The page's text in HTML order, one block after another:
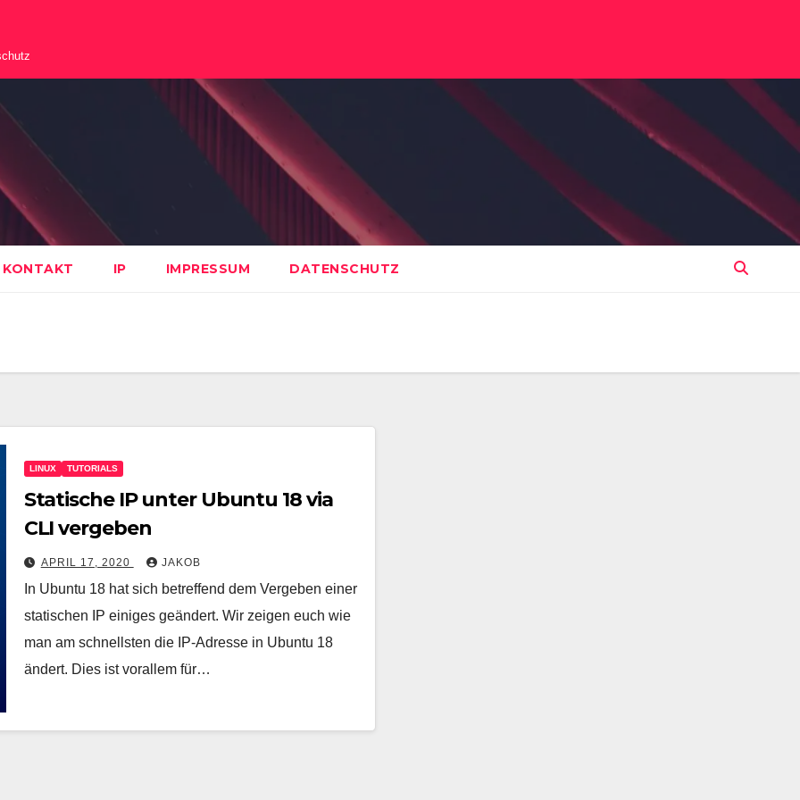
KONTAKT IP IMPRESSUM DATENSCHUTZ
LINUX TUTORIALS
Statische IP unter Ubuntu 18 via
CLI vergeben
APRIL 17, 2020 JAKOB
In Ubuntu 18 hat sich betreffend dem Vergeben einer
statischen IP einiges geändert. Wir zeigen euch wie
man am schnellsten die IP-Adresse in Ubuntu 18
ändert. Dies ist vorallem für…